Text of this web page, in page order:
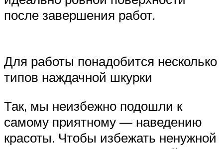
после завершения работ.
Для работы понадобится несколько
типов наждачной шкурки
Так, мы неизбежно подошли к
самому приятному — наведению
красоты. Чтобы избежать ненужной